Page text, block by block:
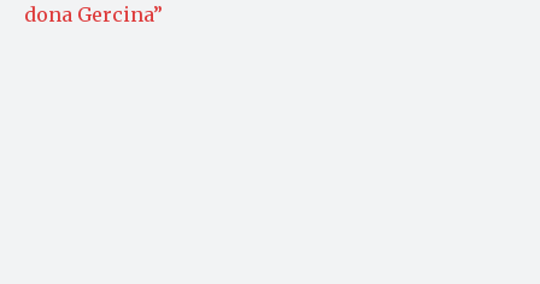
dona Gercina”